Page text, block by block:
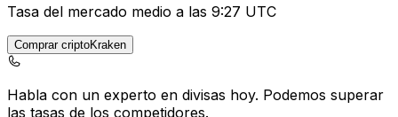
Tasa del mercado medio a las 9:27 UTC
Comprar criptoKraken
Habla con un experto en divisas hoy. Podemos superar
las tasas de los competidores.